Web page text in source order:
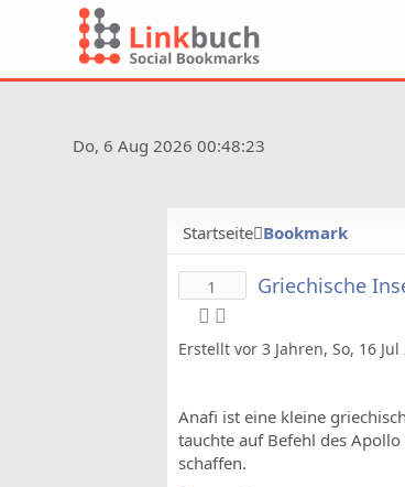
Do, 6 Aug 2026 00:48:23
Startseite Bookmark
1 Griechische
Erstellt vor 3 Jahren, So, 16
Anafi ist eine kleine
tauchte auf Befehl des
schaffen.